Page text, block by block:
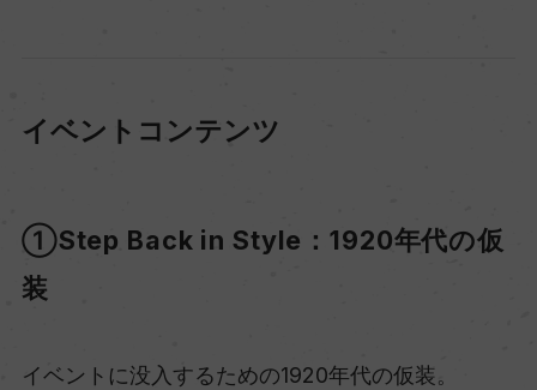
イベントコンテンツ
①Step Back in Style：1920年代の仮
装
イベントに没入するための1920年代の仮装。